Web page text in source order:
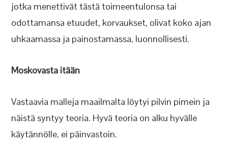
jotka menettivät tästä toimeentulonsa tai
odottamansa etuudet, korvaukset, olivat koko ajan
uhkaamassa ja painostamassa, luonnollisesti.
Moskovasta itään
Vastaavia malleja maailmalta löytyi pilvin pimein ja
näistä syntyy teoria. Hyvä teoria on alku hyvälle
käytännölle, ei päinvastoin.